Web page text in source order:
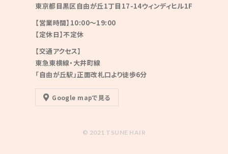
東京都目黒区自由が丘1丁目17-14ウィンディヒル1F
【営業時間】10:00〜19:00
【定休日】不定休
【交通アクセス】
東急東横線・大井町線
「自由が丘駅」正面改札口より徒歩6分
Google mapで見る
© 2021 TSUNE HAIR